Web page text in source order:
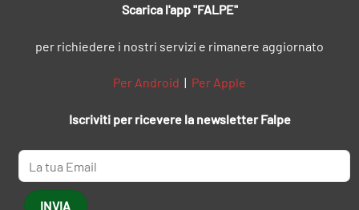
Scarica l'app "FALPE"
per richiedere i nostri servizi e rimanere aggiornato
Per Android | Per Apple
Iscriviti per ricevere la newsletter Falpe